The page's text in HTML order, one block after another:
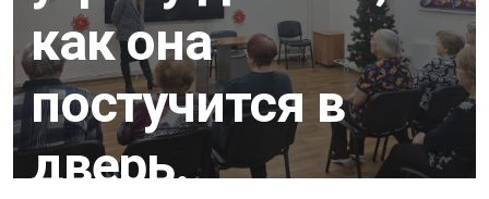
как она
постучится в
дверь.